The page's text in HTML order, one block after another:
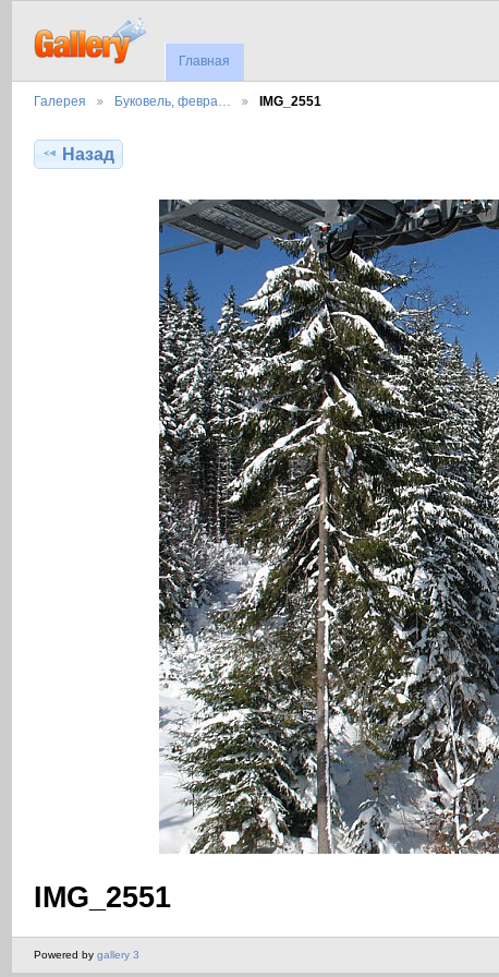
Главная
Галерея Буковель, февра… IMG_2551
Назад
IMG_2551
Powered by gallery 3